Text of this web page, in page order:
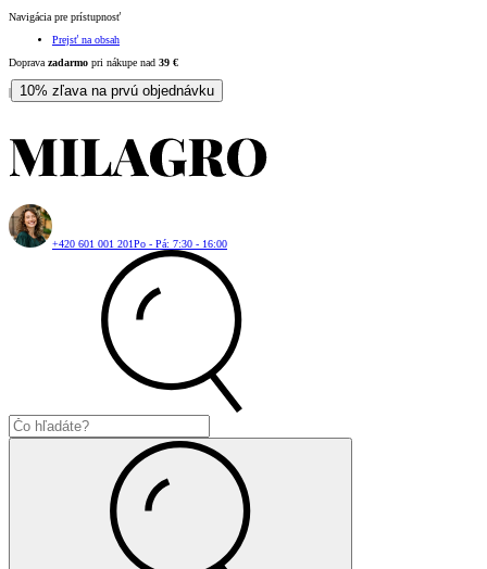
Navigácia pre prístupnosť
Prejsť na obsah
Doprava zadarmo pri nákupe nad 39 €
| 10% zľava na prvú objednávku
+420 601 001 201Po - Pá: 7:30 - 16:00